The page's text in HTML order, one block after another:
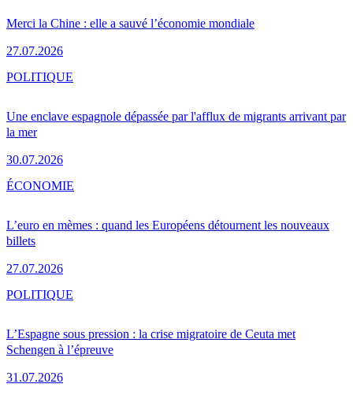
Merci la Chine : elle a sauvé l’économie mondiale
27.07.2026
Une enclave espagnole dépassée par l'afflux de migrants arrivant par
la mer
30.07.2026
POLITIQUE
L’euro en mèmes : quand les Européens détournent les nouveaux
billets
27.07.2026
ÉCONOMIE
L’Espagne sous pression : la crise migratoire de Ceuta met
Schengen à l’épreuve
31.07.2026
POLITIQUE